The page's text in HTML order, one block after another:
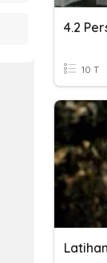
4.2
10 T